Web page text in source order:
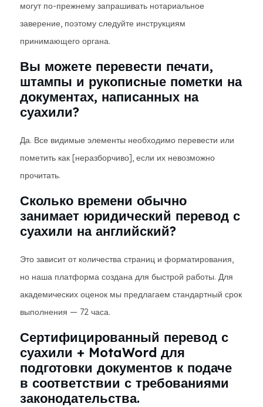
могут по-прежнему запрашивать нотариальное
заверение, поэтому следуйте инструкциям
принимающего органа.
Вы можете перевести печати,
штампы и рукописные пометки на
документах, написанных на
суахили?
Да. Все видимые элементы необходимо перевести или
пометить как [неразборчиво], если их невозможно
прочитать.
Сколько времени обычно
занимает юридический перевод с
суахили на английский?
Это зависит от количества страниц и форматирования,
но наша платформа создана для быстрой работы. Для
академических оценок мы предлагаем стандартный срок
выполнения — 72 часа.
Сертифицированный перевод с
суахили + MotaWord для
подготовки документов к подаче
в соответствии с требованиями
законодательства.